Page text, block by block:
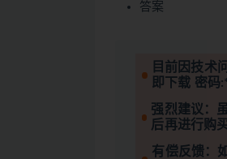
答案
目前因技术
即下载 密码
强烈建议：
后再进行购
有偿反馈：